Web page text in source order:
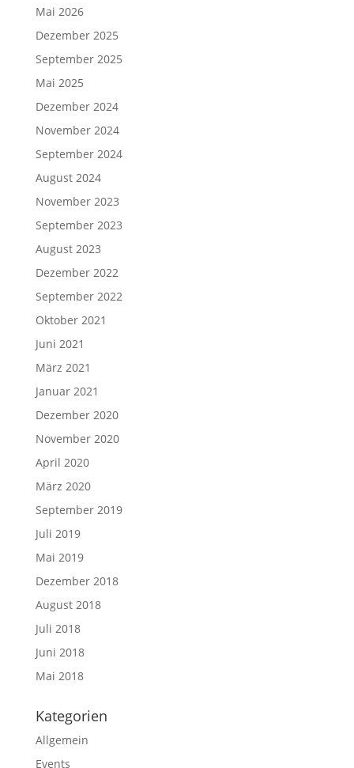
Mai 2026
Dezember 2025
September 2025
Mai 2025
Dezember 2024
November 2024
September 2024
August 2024
November 2023
September 2023
August 2023
Dezember 2022
September 2022
Oktober 2021
Juni 2021
März 2021
Januar 2021
Dezember 2020
November 2020
April 2020
März 2020
September 2019
Juli 2019
Mai 2019
Dezember 2018
August 2018
Juli 2018
Juni 2018
Mai 2018
Kategorien
Allgemein
Events